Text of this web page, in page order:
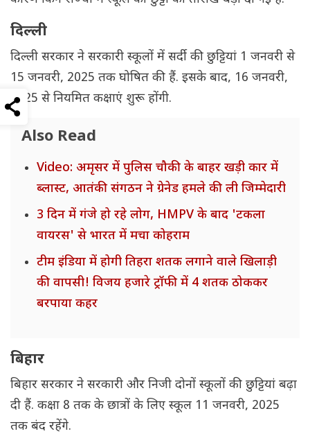
दिल्ली
दिल्ली सरकार ने सरकारी स्कूलों में सर्दी की छुट्टियां 1 जनवरी से
15 जनवरी, 2025 तक घोषित की हैं. इसके बाद, 16 जनवरी,
2025 से नियमित कक्षाएं शुरू होंगी.
Also Read
Video: अमृसर में पुलिस चौकी के बाहर खड़ी कार में
ब्लास्ट, आतंकी संगठन ने ग्रेनेड हमले की ली जिम्मेदारी
3 दिन में गंजे हो रहे लोग, HMPV के बाद 'टकला
वायरस' से भारत में मचा कोहराम
टीम इंडिया में होगी तिहरा शतक लगाने वाले खिलाड़ी
की वापसी! विजय हजारे ट्रॉफी में 4 शतक ठोककर
बरपाया कहर
बिहार
बिहार सरकार ने सरकारी और निजी दोनों स्कूलों की छुट्टियां बढ़ा
दी हैं. कक्षा 8 तक के छात्रों के लिए स्कूल 11 जनवरी, 2025
तक बंद रहेंगे.